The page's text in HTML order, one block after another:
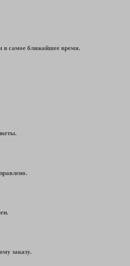
в самое ближайшее время.
заказу.